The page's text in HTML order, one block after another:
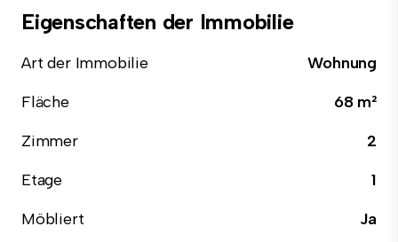
Eigenschaften der Immobilie
Art der Immobilie
Wohnung
Fläche
68 m²
Zimmer
2
Etage
1
Möbliert
Ja